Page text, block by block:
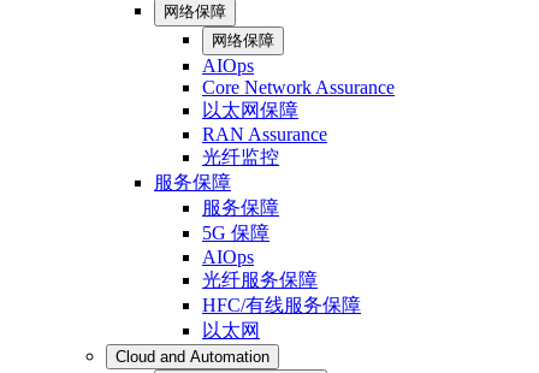
网络保障
网络保障
AIOps
Core Network Assurance
以太网保障
RAN Assurance
光纤监控
服务保障
服务保障
5G 保障
AIOps
光纤服务保障
HFC/有线服务保障
以太网
Cloud and Automation